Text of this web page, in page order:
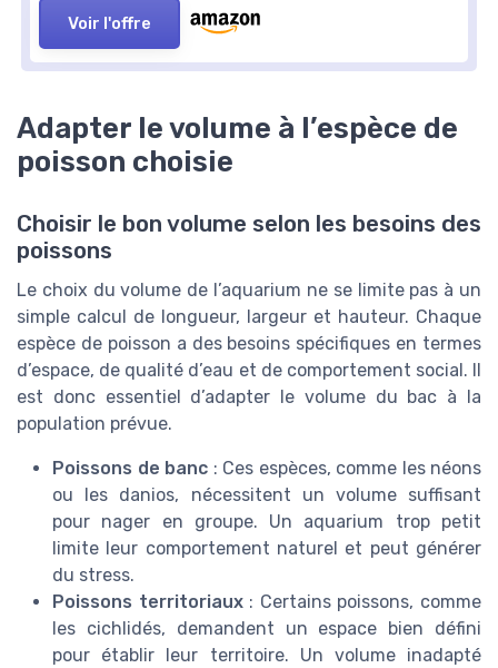
Voir l'offre
Adapter le volume à l’espèce de
poisson choisie
Choisir le bon volume selon les besoins des
poissons
Le choix du volume de l’aquarium ne se limite pas à un
simple calcul de longueur, largeur et hauteur. Chaque
espèce de poisson a des besoins spécifiques en termes
d’espace, de qualité d’eau et de comportement social. Il
est donc essentiel d’adapter le volume du bac à la
population prévue.
Poissons de banc : Ces espèces, comme les néons
ou les danios, nécessitent un volume suffisant
pour nager en groupe. Un aquarium trop petit
limite leur comportement naturel et peut générer
du stress.
Poissons territoriaux: Certains poissons, comme
les cichlidés, demandent un espace bien défini
pour établir leur territoire. Un volume inadapté